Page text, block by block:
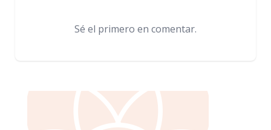
Sé el primero en comentar.